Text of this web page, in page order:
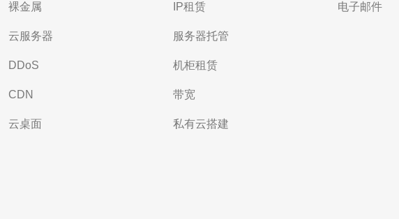
裸金属
云服务器
DDoS
CDN
云桌面
IP租赁
服务器托管
机柜租赁
带宽
私有云搭建
电子邮件